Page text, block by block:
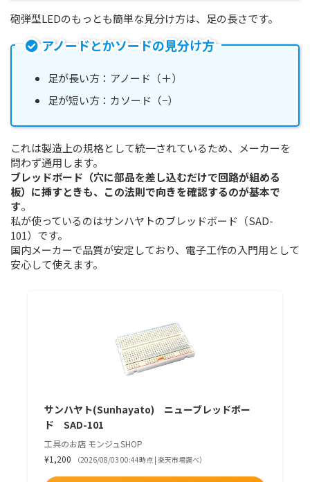
砲弾型LEDのもっとも簡単な見分け方は、足の長さです。
アノードとかソードの見分け方
足が長い方：アノード（＋）
足が短い方：カソード（−）
これは製造上の規格として統一されているため、メーカーを
問わず通用します。
ブレッドボード（穴に部品を差し込むだけで回路が組める
板）に挿すときも、この法則で向きを確認するのが基本で
す。
私が使っているのはサンハヤトのブレッドボード（SAD-
101）です。
国内メーカーで品質が安定しており、電子工作の入門用として
安心して使えます。
サンハヤト(Sunhayato) ニューブレッドボー
ド SAD-101
工具のお店 モンジュSHOP
¥1,200
（2026/08/03 00:44時点 | 楽天市場調べ）